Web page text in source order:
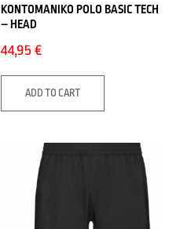
ΚΟΝΤΟΜΑΝΙΚΟ POLO BASIC TECH
– HEAD
44,95€
ADD TO CART